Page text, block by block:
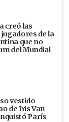
creó las
de la
que no
del Mundial
vestido
de Iris Van
París